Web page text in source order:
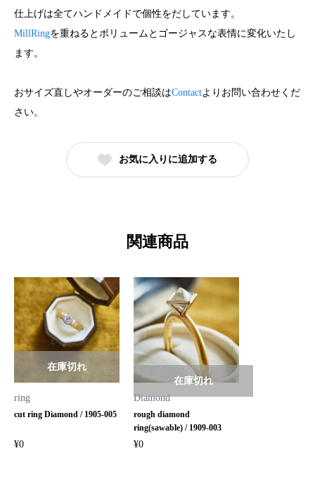
仕上げは全てハンドメイドで個性をだしています。
MillRingを重ねるとボリュームとゴージャスな表情に変化いたし
ます。
おサイズ直しやオーダーのご相談はContactよりお問い合わせくだ
さい。
お気に入りに追加する
関連商品
ring
cut ring Diamond / 1905-005
¥0
在庫切れ
Diamond
rough diamond
ring(sawable) / 1909-003
¥0
在庫切れ